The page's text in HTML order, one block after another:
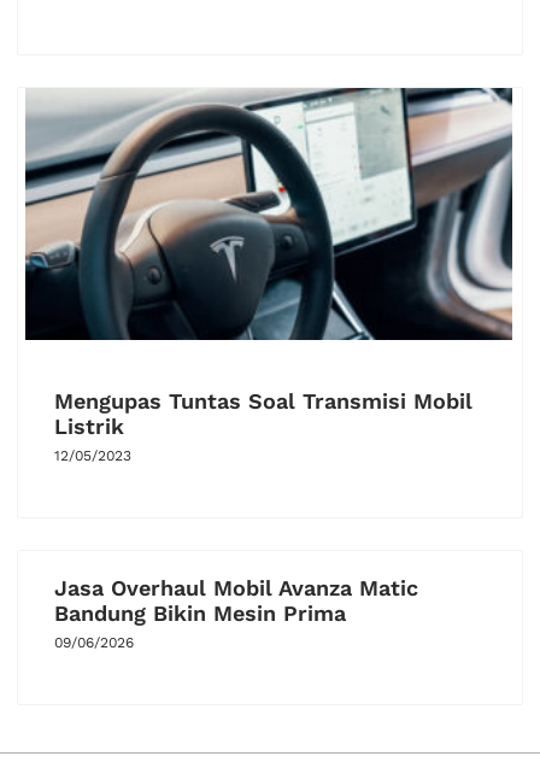
Mengupas Tuntas Soal Transmisi Mobil
Listrik
12/05/2023
Jasa Overhaul Mobil Avanza Matic
Bandung Bikin Mesin Prima
09/06/2026